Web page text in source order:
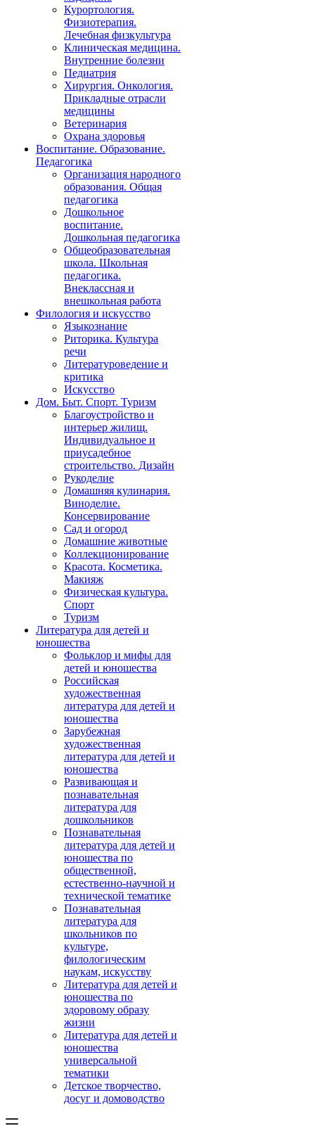
Курортология.
Физиотерапия.
Лечебная физкультура
Клиническая медицина.
Внутренние болезни
Педиатрия
Хирургия. Онкология.
Прикладные отрасли
медицины
Ветеринария
Охрана здоровья
Воспитание. Образование.
Педагогика
Организация народного
образования. Общая
педагогика
Дошкольное
воспитание.
Дошкольная педагогика
Общеобразовательная
школа. Школьная
педагогика.
Внеклассная и
внешкольная работа
Филология и искусство
Языкознание
Риторика. Культура
речи
Литературоведение и
критика
Искусство
Дом. Быт. Спорт. Туризм
Благоустройство и
интерьер жилищ.
Индивидуальное и
приусадебное
строительство. Дизайн
Рукоделие
Домашняя кулинария.
Виноделие.
Консервирование
Сад и огород
Домашние животные
Коллекционирование
Красота. Косметика.
Макияж
Физическая культура.
Спорт
Туризм
Литература для детей и
юношества
Фольклор и мифы для
детей и юношества
Российская
художественная
литература для детей и
юношества
Зарубежная
художественная
литература для детей и
юношества
Развивающая и
познавательная
литература для
дошкольников
Познавательная
литература для детей и
юношества по
общественной,
естественно-научной и
технической тематике
Познавательная
литература для
школьников по
культуре,
филологическим
наукам, искусству
Литература для детей и
юношества по
здоровому образу
жизни
Литература для детей и
юношества
универсальной
тематики
Детское творчество,
досуг и домоводство